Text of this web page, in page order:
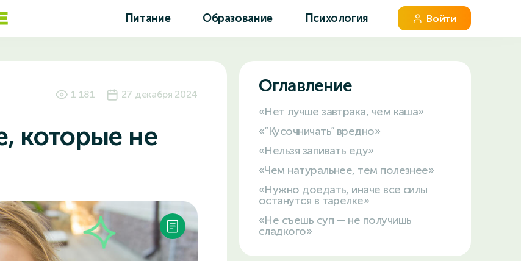
Питание Образование Психология Войти
1 181 27 декабря 2024
которые не
Оглавление
«Нет лучше завтрака, чем каша»
«“Кусочничать” вредно»
«Нельзя запивать еду»
«Чем натуральнее, тем полезнее»
«Нужно доедать, иначе все силы
останутся в тарелке»
«Не съешь суп — не получишь
сладкого»